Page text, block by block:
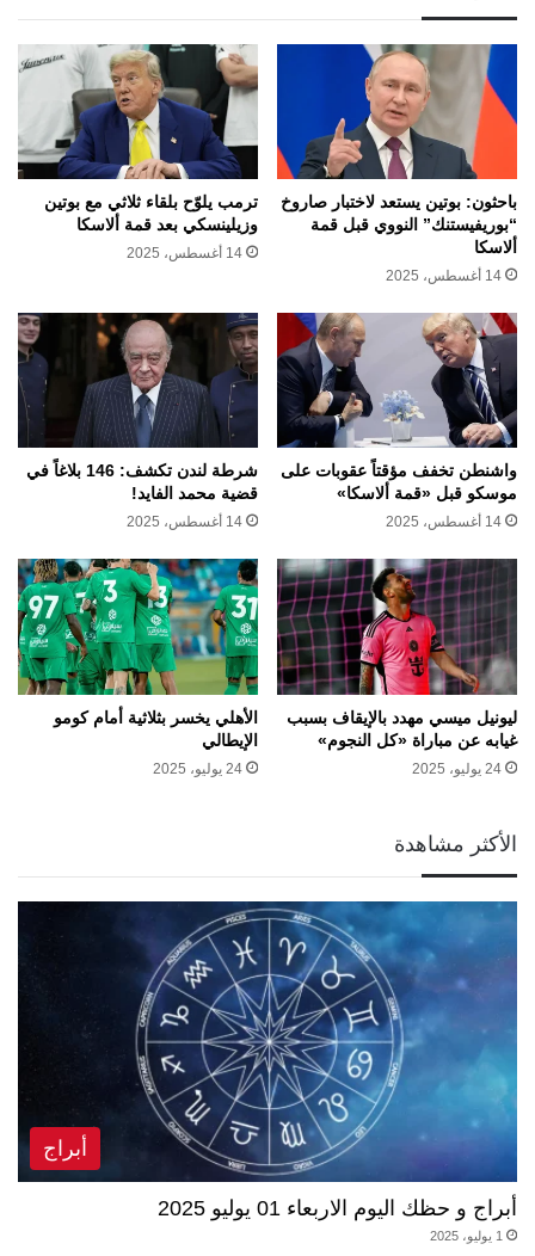
باحثون: بوتين يستعد لاختبار صاروخ
“بوريفيستنك” النووي قبل قمة
ألاسكا
14 أغسطس، 2025
ترمب يلوّح بلقاء ثلاثي مع بوتين
وزيلينسكي بعد قمة ألاسكا
14 أغسطس، 2025
واشنطن تخفف مؤقتاً عقوبات على
موسكو قبل «قمة ألاسكا»
14 أغسطس، 2025
شرطة لندن تكشف: 146 بلاغاً في
قضية محمد الفايد!
14 أغسطس، 2025
ليونيل ميسي مهدد بالإيقاف بسبب
غيابه عن مباراة «كل النجوم»
24 يوليو، 2025
الأهلي يخسر بثلاثية أمام كومو
الإيطالي
24 يوليو، 2025
الأكثر مشاهدة
أبراج
أبراج و حظك اليوم الاربعاء 01 يوليو 2025
1 يوليو، 2025